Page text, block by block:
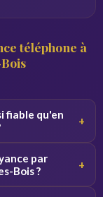
téléphone à
fiable qu'en
+
votre voix et
par
Bois ?
+